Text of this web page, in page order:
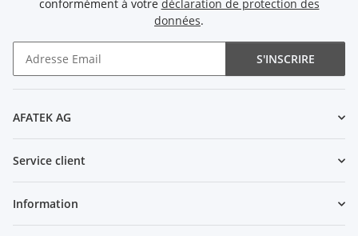
conformément à votre déclaration de protection des
données.
S'INSCRIRE
AFATEK AG
Service client
Information